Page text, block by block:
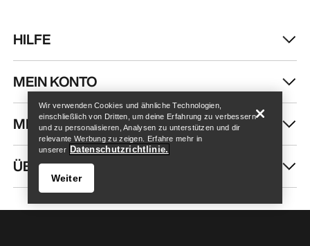
Store finden Help
HILFE
MEIN KONTO
MEHR SHOPPEN
ÜBER UNS
Wir verwenden Cookies und ähnliche Technologien,
einschließlich von Dritten, um deine Erfahrung zu verbessern
und zu personalisieren, Analysen zu unterstützen und dir
relevante Werbung zu zeigen. Erfahre mehr in
unserer Datenschutzrichtlinie.
Weiter